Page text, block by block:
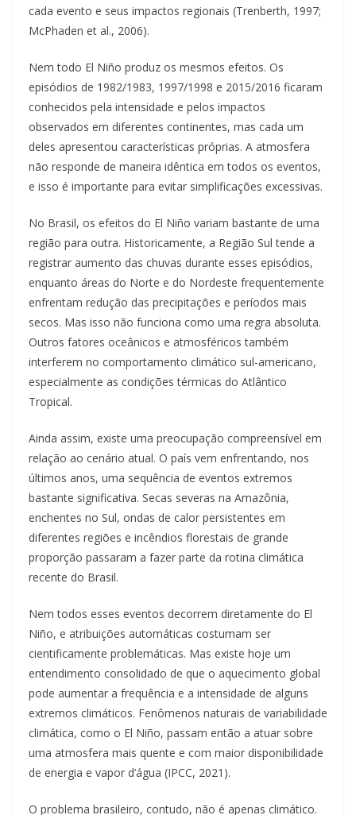
cada evento e seus impactos regionais (Trenberth, 1997;
McPhaden et al., 2006).
Nem todo El Niño produz os mesmos efeitos. Os
episódios de 1982/1983, 1997/1998 e 2015/2016 ficaram
conhecidos pela intensidade e pelos impactos
observados em diferentes continentes, mas cada um
deles apresentou características próprias. A atmosfera
não responde de maneira idêntica em todos os eventos,
e isso é importante para evitar simplificações excessivas.
No Brasil, os efeitos do El Niño variam bastante de uma
região para outra. Historicamente, a Região Sul tende a
registrar aumento das chuvas durante esses episódios,
enquanto áreas do Norte e do Nordeste frequentemente
enfrentam redução das precipitações e períodos mais
secos. Mas isso não funciona como uma regra absoluta.
Outros fatores oceânicos e atmosféricos também
interferem no comportamento climático sul-americano,
especialmente as condições térmicas do Atlântico
Tropical.
Ainda assim, existe uma preocupação compreensível em
relação ao cenário atual. O país vem enfrentando, nos
últimos anos, uma sequência de eventos extremos
bastante significativa. Secas severas na Amazônia,
enchentes no Sul, ondas de calor persistentes em
diferentes regiões e incêndios florestais de grande
proporção passaram a fazer parte da rotina climática
recente do Brasil.
Nem todos esses eventos decorrem diretamente do El
Niño, e atribuições automáticas costumam ser
cientificamente problemáticas. Mas existe hoje um
entendimento consolidado de que o aquecimento global
pode aumentar a frequência e a intensidade de alguns
extremos climáticos. Fenômenos naturais de variabilidade
climática, como o El Niño, passam então a atuar sobre
uma atmosfera mais quente e com maior disponibilidade
de energia e vapor d’água (IPCC, 2021).
O problema brasileiro, contudo, não é apenas climático.